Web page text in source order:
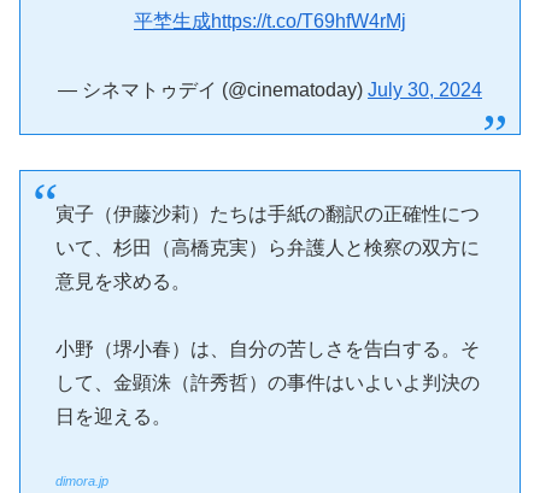
平埜生成https://t.co/T69hfW4rMj
— シネマトゥデイ (@cinematoday) July 30, 2024
寅子（伊藤沙莉）たちは手紙の翻訳の正確性につ
いて、杉田（高橋克実）ら弁護人と検察の双方に
意見を求める。
小野（堺小春）は、自分の苦しさを告白する。そ
して、金顕洙（許秀哲）の事件はいよいよ判決の
日を迎える。
dimora.jp